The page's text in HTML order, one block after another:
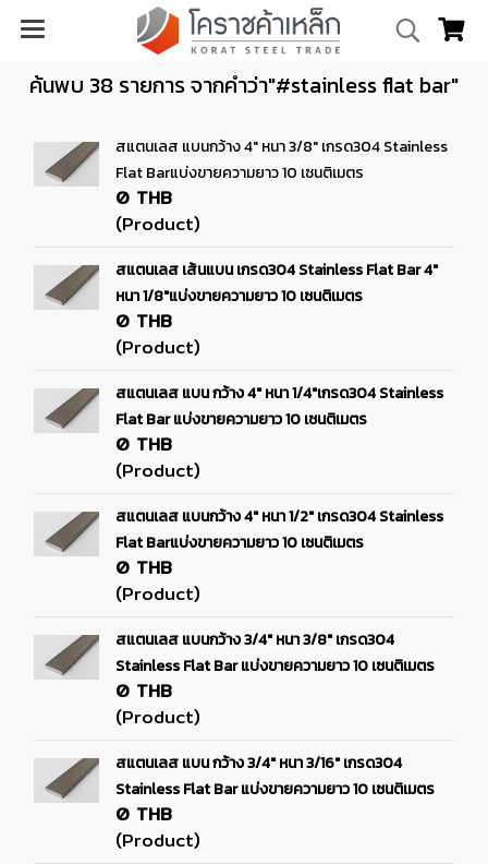
ค้นพบ 38 รายการ จากคำว่า"#stainless flat bar"
สแตนเลส แบนกว้าง 4" หนา 3/8" เกรด304 Stainless
Flat Barแบ่งขายความยาว 10 เซนติเมตร
0 THB
(Product)
สแตนเลส เส้นแบน เกรด304 Stainless Flat Bar 4"
หนา 1/8"แบ่งขายความยาว 10 เซนติเมตร
0 THB
(Product)
สแตนเลส แบน กว้าง 4" หนา 1/4"เกรด304 Stainless
Flat Bar แบ่งขายความยาว 10 เซนติเมตร
0 THB
(Product)
สแตนเลส แบนกว้าง 4" หนา 1/2" เกรด304 Stainless
Flat Barแบ่งขายความยาว 10 เซนติเมตร
0 THB
(Product)
สแตนเลส แบนกว้าง 3/4" หนา 3/8" เกรด304
Stainless Flat Bar แบ่งขายความยาว 10 เซนติเมตร
0 THB
(Product)
สแตนเลส แบน กว้าง 3/4" หนา 3/16" เกรด304
Stainless Flat Bar แบ่งขายความยาว 10 เซนติเมตร
0 THB
(Product)